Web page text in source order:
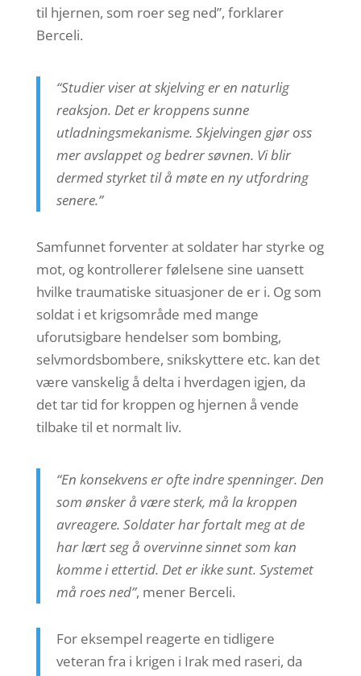
til hjernen, som roer seg ned”, forklarer
Berceli.
“Studier viser at skjelving er en naturlig
reaksjon. Det er kroppens sunne
utladningsmekanisme. Skjelvingen gjør oss
mer avslappet og bedrer søvnen. Vi blir
dermed styrket til å møte en ny utfordring
senere.”
Samfunnet forventer at soldater har styrke og
mot, og kontrollerer følelsene sine uansett
hvilke traumatiske situasjoner de er i. Og som
soldat i et krigsområde med mange
uforutsigbare hendelser som bombing,
selvmordsbombere, snikskyttere etc. kan det
være vanskelig å delta i hverdagen igjen, da
det tar tid for kroppen og hjernen å vende
tilbake til et normalt liv.
“En konsekvens er ofte indre spenninger. Den
som ønsker å være sterk, må la kroppen
avreagere. Soldater har fortalt meg at de
har lært seg å overvinne sinnet som kan
komme i ettertid. Det er ikke sunt. Systemet
må roes ned”, mener Berceli.
For eksempel reagerte en tidligere
veteran fra i krigen i Irak med raseri, da